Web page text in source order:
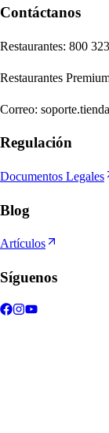
Contáctanos
Restaurantes: 800
Restaurantes
Correo:
Regulación
Documentos Legales
Blog
Artículos
Síguenos